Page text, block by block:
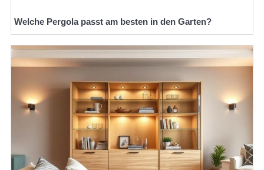
Welche Pergola passt am besten in den Garten?